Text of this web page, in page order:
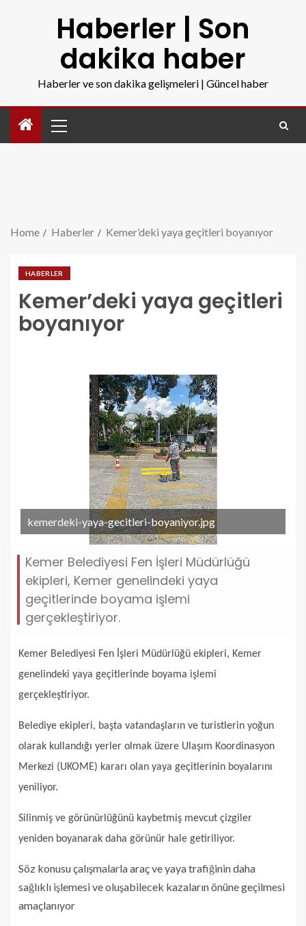
Haberler | Son
dakika haber
Haberler ve son dakika gelişmeleri | Güncel haber
Home Haberler Kemer’deki yaya geçitleri boyanıyor
HABERLER
Kemer’deki yaya geçitleri
boyanıyor
kemerdeki-yaya-gecitleri-boyaniyor.jpg
Kemer Belediyesi Fen İşleri Müdürlüğü
ekipleri, Kemer genelindeki yaya
geçitlerinde boyama işlemi
gerçekleştiriyor.
Kemer Belediyesi Fen İşleri Müdürlüğü ekipleri, Kemer
genelindeki yaya geçitlerinde boyama işlemi
gerçekleştiriyor.
Belediye ekipleri, başta vatandaşların ve turistlerin yoğun
olarak kullandığı yerler olmak üzere Ulaşım Koordinasyon
Merkezi (UKOME) kararı olan yaya geçitlerinin boyalarını
yeniliyor.
Silinmiş ve görünürlüğünü kaybetmiş mevcut çizgiler
yeniden boyanarak daha görünür hale getiriliyor.
Söz konusu çalışmalarla araç ve yaya trafiğinin daha
sağlıklı işlemesi ve oluşabilecek kazaların önüne geçilmesi
amaçlanıyor